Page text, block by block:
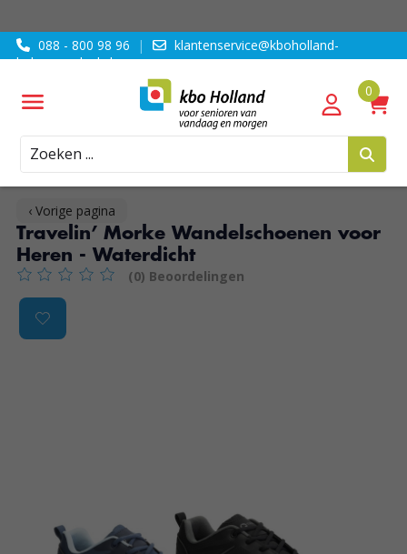
088 - 800 98 96 |
klantenservice@kboholland-
ledenvoordeel.nl
Zoeken
‹ Vorige pagina
Travelin’ Morke Wandelschoenen voor
Heren - Waterdicht
De beoordeling van dit product is0van de 5
(0) Beoordelingen
Product image slideshow Items